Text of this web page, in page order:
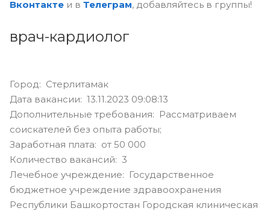
Вконтакте и в Телеграм, добавляйтесь в группы!
врач-кардиолог
Город: Стерлитамак
Дата вакансии: 13.11.2023 09:08:13
Дополнительные требования: Рассматриваем
соискателей без опыта работы;
Заработная плата: от 50 000
Количество вакансий: 3
Лечебное учреждение: Государственное
бюджетное учреждение здравоохранения
Республики Башкортостан Городская клиническая